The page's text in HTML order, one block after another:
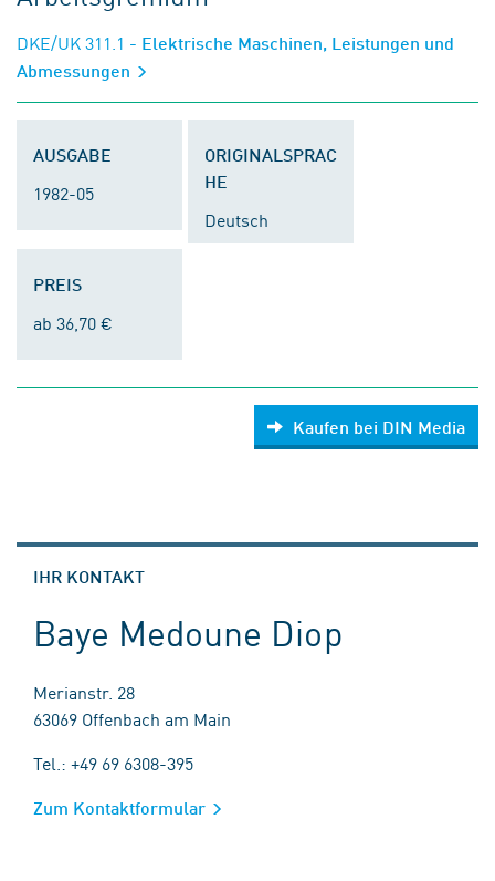
DKE/UK 311.1 - Elektrische Maschinen, Leistungen und
Abmessungen
AUSGABE
1982-05
ORIGINALSPRAC
HE
Deutsch
PREIS
ab 36,70 €
Kaufen bei DIN Media
IHR KONTAKT
Baye Medoune Diop
Merianstr. 28
63069 Offenbach am Main
Tel.: +49 69 6308-395
Zum Kontaktformular